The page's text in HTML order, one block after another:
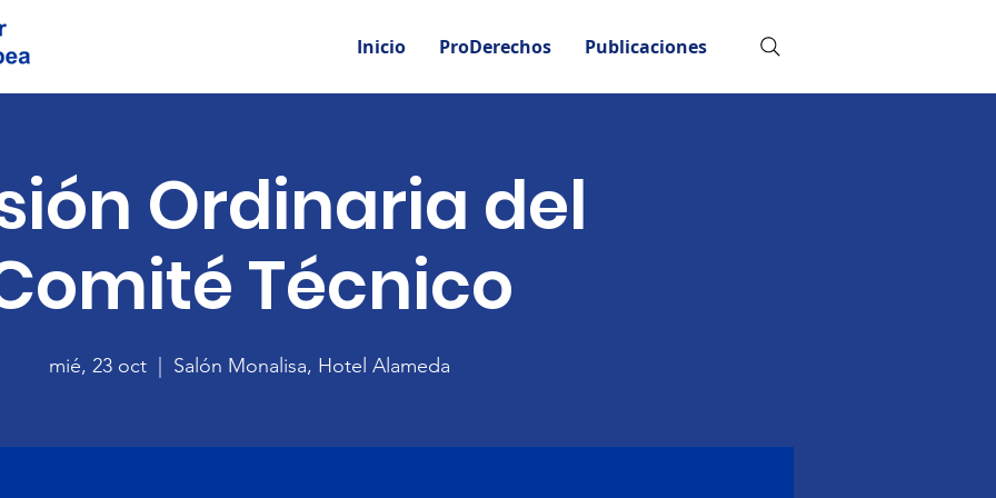
Inicio ProDerechos Publicaciones
Ordinaria del
Técnico
mié, 23 oct
  |
Salón Monalisa, Hotel Alameda